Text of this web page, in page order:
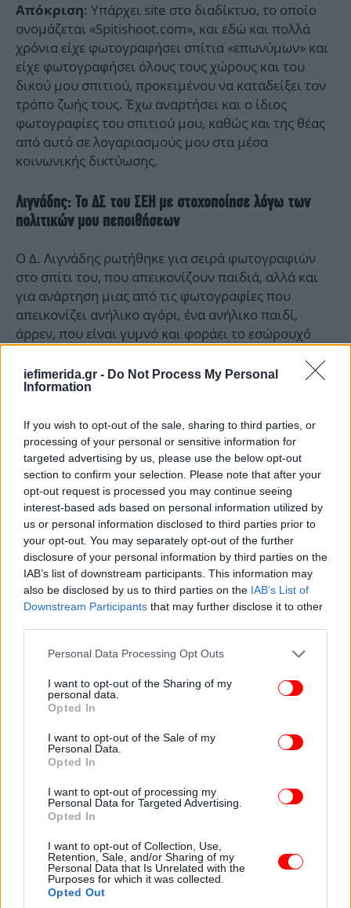
iefimerida.gr - Do Not Process My Personal
Information
If you wish to opt-out of the sale, sharing to third parties, or
processing of your personal or sensitive information for
targeted advertising by us, please use the below opt-out
section to confirm your selection. Please note that after your
opt-out request is processed you may continue seeing
interest-based ads based on personal information utilized by
us or personal information disclosed to third parties prior to
your opt-out. You may separately opt-out of the further
disclosure of your personal information by third parties on the
IAB’s list of downstream participants. This information may
also be disclosed by us to third parties on the IAB’s List of
Downstream Participants that may further disclose it to other
Please note that this website/app uses one or more Google
not limited to your visit or usage behaviour. You may click to
grant or deny consent to Google and its third-party tags to
use your data for below specified purposes in below Google
consent section.
Personal Data Processing Opt Outs
I want to opt-out of the Sharing of my
personal data.
Opted In
I want to opt-out of the Sale of my
Personal Data.
Opted In
I want to opt-out of processing my
Personal Data for Targeted Advertising.
Opted In
I want to opt-out of Collection, Use,
Retention, Sale, and/or Sharing of my
Personal Data that Is Unrelated with the
Purposes for which it was collected.
Opted Out
Απόκριση: Υπάρχει site στο διαδίκτυο, το οποίο
ονομάζεται «Spitishoot.com», και εδώ και πολλά
χρόνια είχε φωτογραφήσει σπίτια «επωνύμων» και
είχε φωτογραφήσει όλους τους χώρους και του
δικού μου σπιτιού, προκειμένου να καταδείξει τον
τρόπο ζωής τους. Έχω αναρτήσει και ο ίδιος
φωτογραφίες του σπιτιού μου, καθώς και της θέας
από αυτό σε λογαριασμούς μου στα μέσα
κοινωνικής δικτύωσης.
Λιγνάδης: Το ΔΣ του ΣΕΗ με στοχοποίησε λόγω των
πολιτικών μου πεποιθήσεων
Ο Δ. Λιγνάδης ρωτήθηκε για σειρά φωτογραφιών
στο σπίτι του, που απεικονίζουν παιδιά, αλλά και
για ανάρτηση μιας από τις φωτογραφίες που
απεικονίζει ανήλικο αγόρι, ένα ανήλικο παιδί,
άρρεν, που είναι γυμνό και φοράει το εσώρουχό
Απόκριση: Όταν ο παππούς μου, Δημήτριος
Σμύρνη, έφερε κάποιους πίνακες και αυτός είναι
ένας από αυτούς. Είναι ένας πίνακας του 1800 κάτι
και είναι ένα από τα πιο συγκινησιακά μου
κειμήλια. Είναι το μόνο που μου θυμίζει τον
παππού μου, τον Δημήτρη. Οι φωτογραφίες πάνω
σε ένα ταμπλό, στις οποίες φαίνονται κάποια
παιδιά, απεικονίζουν εμένα σε παιδική ηλικία. Όλα
αυτά είναι κατασκευασμένα κατ' αρχάς στο
«εργαστήριο» του Σωματείου Ελλήνων Ηθοποιών,
τα μέλη του Διοικητικού Συμβουλίου του οποίου,
βρίσκονταν σε ιδεολογική αντίθεση με το πρόσωπό
μου. Κατ' αρχάς και για τις πολιτικές μου
πεποιθήσεις (πριν από τις εκλογές είχα καταφερθεί
πολιτικά εναντίον της τότε κυβέρνησης ), δεύτερον
επειδή προέβην σε δύο εμβληματικές για εμένα
ενέργειες, (...), στην ονοματοδοσία μιας αίθουσας
του Εθνικού Θεάτρου με το όνομα «Ελένη
Παπαδάκη» και στην κατάργηση τής μέχρι τότε
«Πειραματικής Σκηνής», όπου ήταν
προσανατολισμένη στην αποδόμηση και στον
μοντερνισμό και στη θέση της, την ίδρυση
Ερευνητικής Σκηνής για το Αρχαίο Δράμα. Δεν μου
συγχωρέθηκε η αγάπη μου στην Πατρίδα, στην
Ιστορία και στο ότι το καλοκαίρι που μας πέρασε